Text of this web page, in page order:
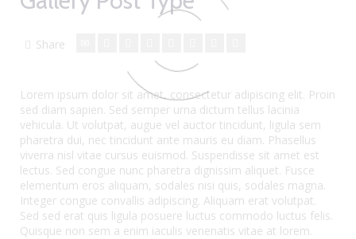
Share
Lorem ipsum dolor sit amet, consectetur adipiscing elit. Proin
sed diam sapien. Sed semper urna dictum tellus lacinia
vehicula. Ut volutpat, augue vel auctor tincidunt, ligula sem
pharetra dui, nec tincidunt ante mauris eu diam. Phasellus
viverra nisl vitae cursus euismod. Suspendisse sit amet est
lectus. Sed congue nunc pharetra dignissim aliquet. Fusce
elementum eros aliquam, sodales nisi quis, sodales magna.
Integer congue convallis adipiscing. Aliquam erat volutpat.
Sed sed erat quis ligula posuere luctus commodo luctus felis.
Quisque non sem a enim iaculis venenatis vitae at lorem.